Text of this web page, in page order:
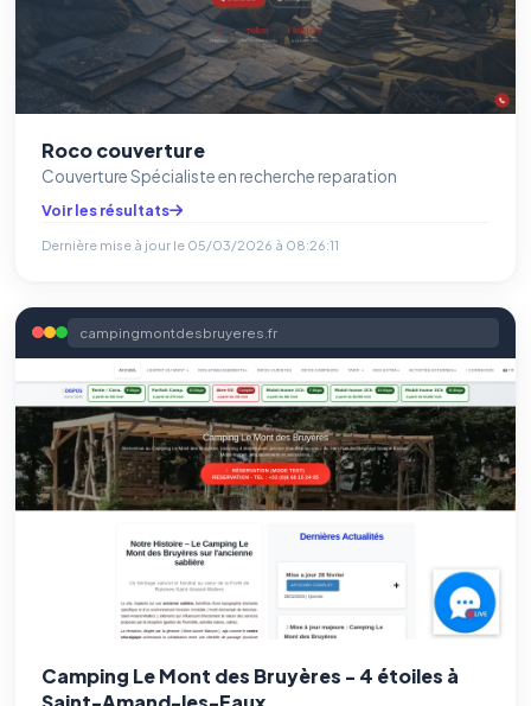
Roco couverture
Couverture Spécialiste en recherche reparation
Voir les résultats
Dernière mise à jour le 05/03/2026 à 08:26:11
campingmontdesbruyeres.fr
Camping Le Mont des Bruyères - 4 étoiles à